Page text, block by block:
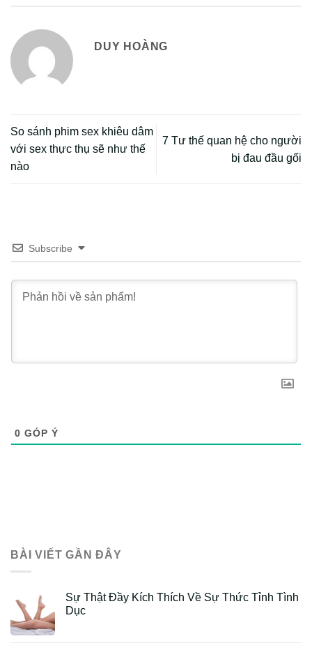
DUY HOÀNG
So sánh phim sex khiêu dâm
với sex thực thụ sẽ như thế
nào
7 Tư thế quan hệ cho người
bị đau đầu gối
Subscribe
0 GÓP Ý
BÀI VIẾT GẦN ĐÂY
Sự Thật Đầy Kích Thích Về Sự Thức Tỉnh Tình
Dục